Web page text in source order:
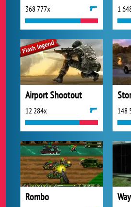
368 777x 1
Airport Shootout
12 284x 148
Rombo